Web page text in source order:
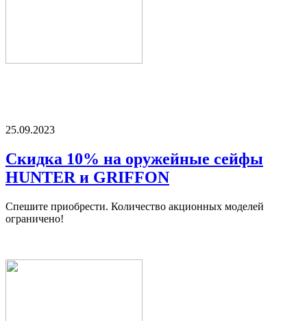
25.09.2023
Скидка 10% на оружейные сейфы
HUNTER и GRIFFON
Спешите приобрести. Количество акционных моделей
ограничено!